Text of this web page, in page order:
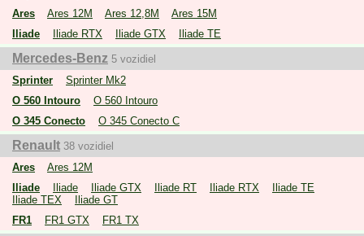
Ares
Ares 12M Ares 12,8M
Ares 15M
Iliade
Iliade RTX Iliade GTX Iliade TE
Mercedes-Benz 5 vozidiel
Sprinter
Sprinter Mk2
O 560 Intouro
O 560 Intouro
O 345 Conecto
O 345 Conecto C
Renault 38 vozidiel
Ares
Ares 12M
Iliade
Iliade Iliade GTX Iliade RT Iliade RTX
Iliade TE
Iliade TEX
Iliade GT
FR1
FR1 GTX FR1 TX